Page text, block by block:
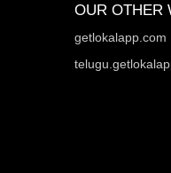
OUR OTHER
getlokalapp.com